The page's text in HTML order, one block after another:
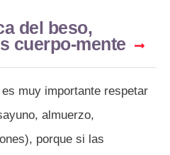
del beso,
cuerpo-mente
es muy importante respetar
almuerzo,
porque si las